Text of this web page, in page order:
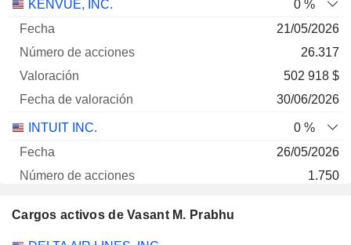
KENVUE, INC.
0 %
21/05/2026
26.317
502 918 $
30/06/2026
INTUIT INC.
0 %
26/05/2026
1.750
Cargos activos de Vasant M. Prabhu